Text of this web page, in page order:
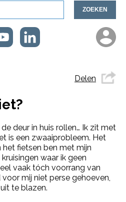
ZOEKEN
Delen
deur in huis rollen… Ik zit met
is een zwaaiprobleem. Het
fietsen ben met mijn
waar ik geen
vaak tóch voorrang van
mij niet perse gehoeven,
te blazen.